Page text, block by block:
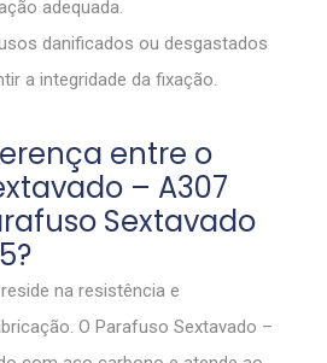
adequada.
danificados ou desgastados
a integridade da fixação.
entre o
– A307
Sextavado
na resistência e
O Parafuso Sextavado –